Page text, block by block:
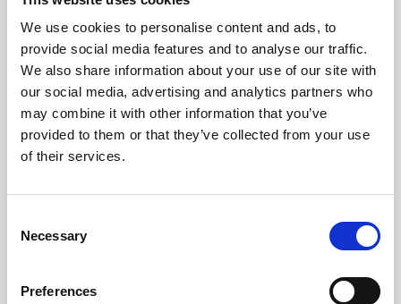
We use cookies to personalise content and ads, to
provide social media features and to analyse our traffic.
We also share information about your use of our site with
our social media, advertising and analytics partners who
may combine it with other information that you’ve
provided to them or that they’ve collected from your use
of their services.
Selection
Necessary
Preferences
cleverlohn ist ein digitales Lohnbüro mit
Herz. cleverlohn-Mandanten profitieren
von einem kombinierten Angebot aus
persönlichem Lohnbuchhalter und einer
benutzerfreundlichen App. Das Beste
Lohnsoftware
und das Service-Konzept